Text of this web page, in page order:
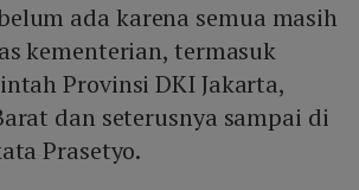
ada karena semua masih
kementerian, termasuk
Provinsi DKI Jakarta,
dan seterusnya sampai di
Prasetyo.